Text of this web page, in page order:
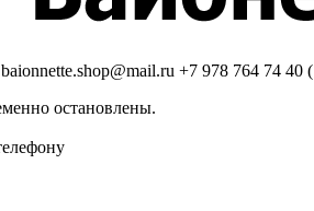
baionnette.shop@mail.ru +7 978 764 74 40 (